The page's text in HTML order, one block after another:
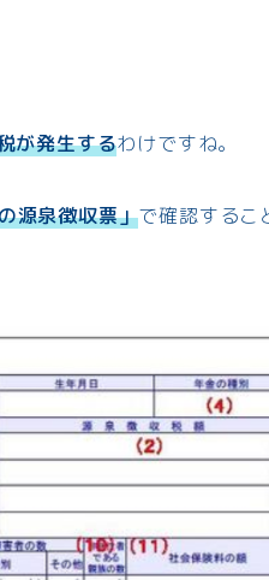
が発生するわけですね。
源泉徴収票」で確認するこ